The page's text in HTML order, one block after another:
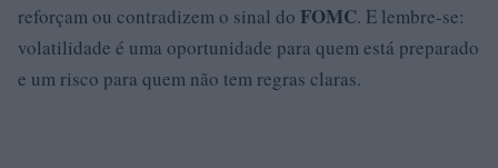
reforçam ou contradizem o sinal do FOMC. E lembre-se:
volatilidade é uma oportunidade para quem está preparado
e um risco para quem não tem regras claras.